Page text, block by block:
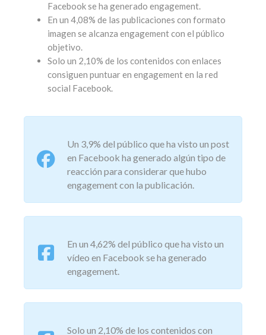
Facebook se ha generado engagement.
En un 4,08% de las publicaciones con formato
imagen se alcanza engagement con el público
objetivo.
Solo un 2,10% de los contenidos con enlaces
consiguen puntuar en engagement en la red
social Facebook.
Un 3,9% del público que ha visto un post
en Facebook ha generado algún tipo de
reacción para considerar que hubo
engagement con la publicación.
En un 4,62% del público que ha visto un
vídeo en Facebook se ha generado
engagement.
Solo un 2,10% de los contenidos con